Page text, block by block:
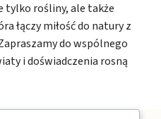
tylko rośliny, ale także
łączy miłość do natury z
do wspólnego
i doświadczenia rosną